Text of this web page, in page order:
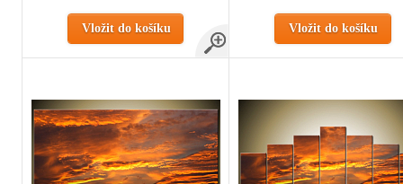
Vložit do košíku Vložit do košíku